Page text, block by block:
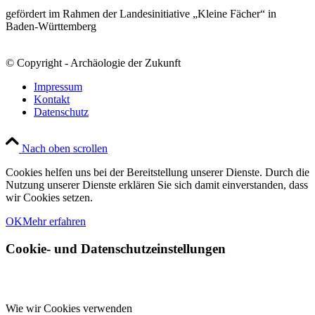
gefördert im Rahmen der Landesinitiative „Kleine Fächer“ in
Baden-Württemberg
© Copyright - Archäologie der Zukunft
Impressum
Kontakt
Datenschutz
Nach oben scrollen
Cookies helfen uns bei der Bereitstellung unserer Dienste. Durch die
Nutzung unserer Dienste erklären Sie sich damit einverstanden, dass
wir Cookies setzen.
OKMehr erfahren
Cookie- und Datenschutzeinstellungen
Wie wir Cookies verwenden